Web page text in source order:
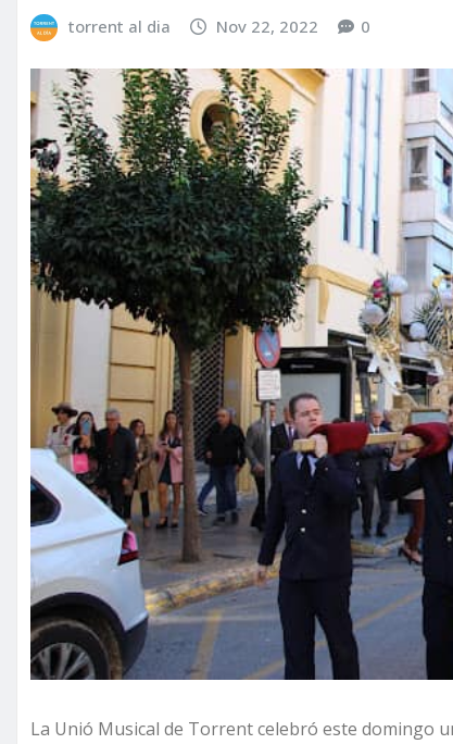
torrent al dia Nov 22, 2022 0
La Unió Musical de Torrent celebró este domingo